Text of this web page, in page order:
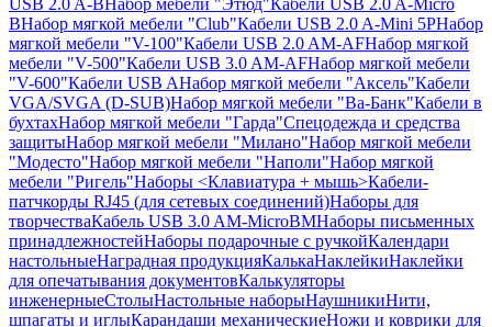
USB 2.0 A-BНабор мебели "Этюд"Кабели USB 2.0 A-Micro
BНабор мягкой мебели "Club"Кабели USB 2.0 A-Mini 5PНабор
мягкой мебели "V-100"Кабели USB 2.0 AM-AFНабор мягкой
мебели "V-500"Кабели USB 3.0 AM-AFНабор мягкой мебели
"V-600"Кабели USB AНабор мягкой мебели "Аксель"Кабели
VGA/SVGA (D-SUB)Набор мягкой мебели "Ва-Банк"Кабели в
бухтахНабор мягкой мебели "Гарда"Спецодежда и средства
защитыНабор мягкой мебели "Милано"Набор мягкой мебели
"Модесто"Набор мягкой мебели "Наполи"Набор мягкой
мебели "Ригель"Наборы <Клавиатура + мышь>Кабели-
патчкорды RJ45 (для сетевых соединений)Наборы для
творчестваКабель USB 3.0 AM-MicroBMНаборы письменных
принадлежностейНаборы подарочные с ручкойКалендари
настольныеНаградная продукцияКалькаНаклейкиНаклейки
для опечатывания документовКалькуляторы
инженерныеСтолыНастольные наборыНаушникиНити,
шпагаты и иглыКарандаши механическиеНожи и коврики для